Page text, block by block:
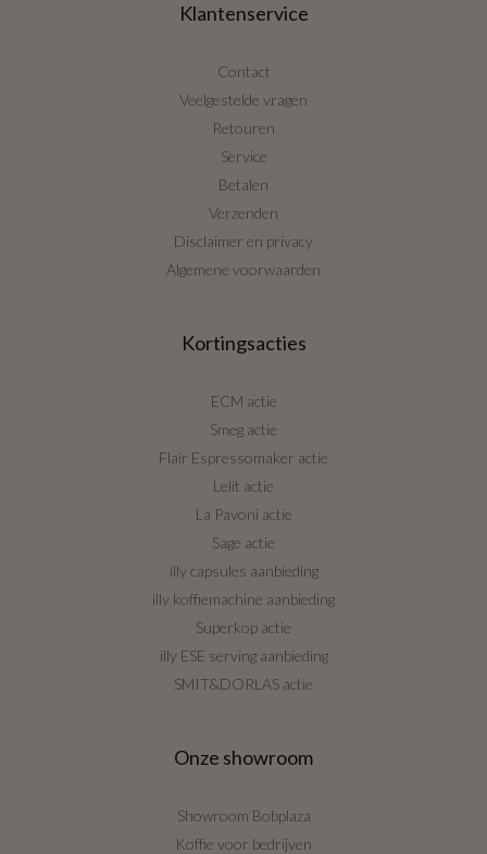
Klantenservice
Contact
Veelgestelde vragen
Retouren
Service
Betalen
Verzenden
Disclaimer en privacy
Algemene voorwaarden
Kortingsacties
ECM actie
Smeg actie
Flair Espressomaker actie
Lelit actie
La Pavoni actie
Sage actie
illy capsules aanbieding
illy koffiemachine aanbieding
Superkop actie
illy ESE serving aanbieding
SMIT&DORLAS actie
Onze showroom
Showroom Bobplaza
Koffie voor bedrijven